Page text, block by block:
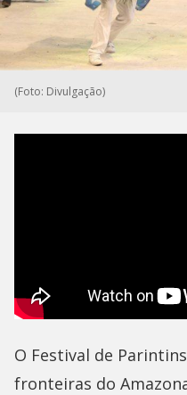
(Foto: Divulgação)
O Festival de
fronteiras do